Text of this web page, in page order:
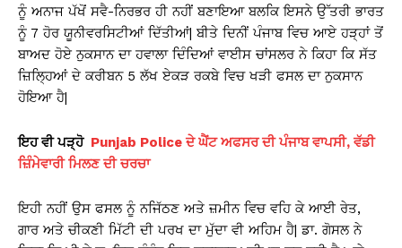
ਨੂੰ ਅਨਾਜ ਪੱਖੋਂ ਸਵੈ-ਨਿਰਭਰ ਹੀ ਨਹੀਂ ਬਣਾਇਆ ਬਲਕਿ ਇਸਨੇ ਉੱਤਰੀ ਭਾਰਤ
ਨੂੰ 7 ਹੋਰ ਯੂਨੀਵਰਸਿਟੀਆਂ ਦਿੱਤੀਆਂ| ਬੀਤੇ ਦਿਨੀਂ ਪੰਜਾਬ ਵਿਚ ਆਏ ਹੜ੍ਹਾਂ ਤੋਂ
ਬਾਅਦ ਹੋਏ ਨੁਕਸਾਨ ਦਾ ਹਵਾਲਾ ਦਿੰਦਿਆਂ ਵਾਈਸ ਚਾਂਸਲਰ ਨੇ ਕਿਹਾ ਕਿ ਸੱਤ
ਜ਼ਿਲ੍ਹਿਆਂ ਦੇ ਕਰੀਬਨ 5 ਲੱਖ ਏਕੜ ਰਕਬੇ ਵਿਚ ਖੜੀ ਫਸਲ ਦਾ ਨੁਕਸਾਨ
ਹੋਇਆ ਹੈ|
ਇਹ ਵੀ ਪੜ੍ਹੋ Punjab Police ਦੇ ਘੈਂਟ ਅਫਸਰ ਦੀ ਪੰਜਾਬ ਵਾਪਸੀ, ਵੱਡੀ
ਜ਼ਿੰਮੇਵਾਰੀ ਮਿਲਣ ਦੀ ਚਰਚਾ
ਇਹੀ ਨਹੀਂ ਉਸ ਫਸਲ ਨੂੰ ਨਜਿੱਠਣ ਅਤੇ ਜ਼ਮੀਨ ਵਿਚ ਵਹਿ ਕੇ ਆਈ ਰੇਤ,
ਗਾਰ ਅਤੇ ਚੀਕਣੀ ਮਿੱਟੀ ਦੀ ਪਰਖ ਦਾ ਮੁੱਦਾ ਵੀ ਅਹਿਮ ਹੈ| ਡਾ. ਗੋਸਲ ਨੇ